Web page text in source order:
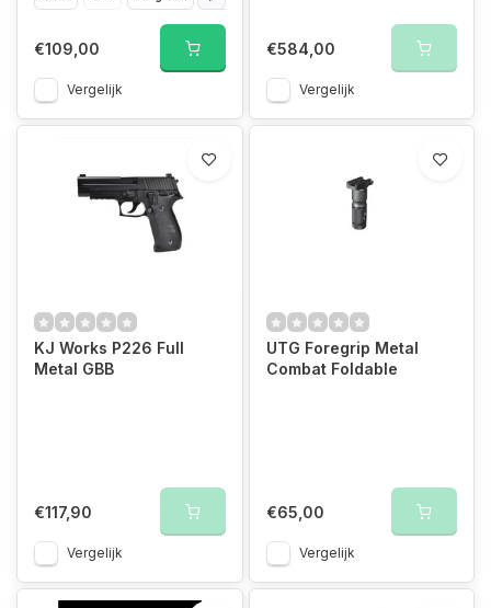
€109,00
Vergelijk
€584,00
Vergelijk
KJ Works P226 Full
Metal GBB
€117,90
Vergelijk
UTG Foregrip Metal
Combat Foldable
€65,00
Vergelijk